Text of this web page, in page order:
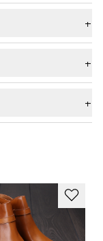
Richelieu
F (standard)